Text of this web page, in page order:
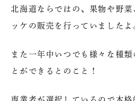
北海道ならではの、果物や野菜
ッケの販売を行っていましたよ
また一年中いつでも様々な種
とができるとのこと！